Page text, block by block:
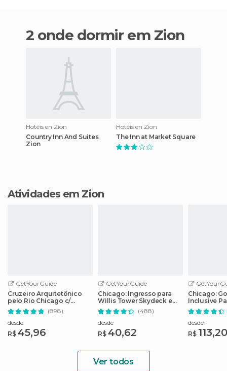
2 onde dormir em Zion
Hotéis en Zion
Country Inn And Suites
Zion
Hotéis en Zion
The Inn at Market Square
Atividades em Zion
GetYourGuide
Cruzeiro Arquitetônico
pelo Rio Chicago c/
Bilhete Sem Fila
(898)
desde
R$ 45,96
GetYourGuide
Chicago: Ingresso para
Willis Tower Skydeck e
The Ledge
(488)
desde
R$ 40,62
Chicago:
Inclusive
de 25
desde
R$ 113,20
Ver todos